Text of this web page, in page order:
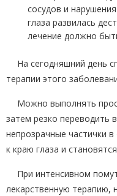
сосудов и
глаза развилась
лечение должно
На сегодняшний день
терапии этого
Можно выполнять
затем резко переводить
непрозрачные частички
к краю глаза и
При интенсивном
лекарственную терапию,